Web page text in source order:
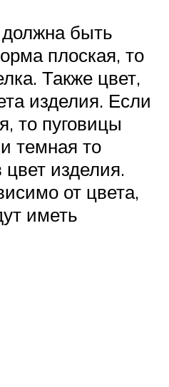
быть
плоская, то
Также цвет,
изделия. Если
то пуговицы
темная то
цвет изделия.
от цвета,
иметь